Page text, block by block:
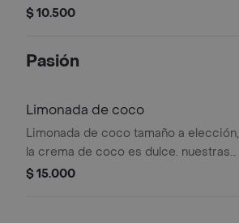
preparaciones se encuentran
ingredientes
$ 10.500
Pasión
Limonada de coco
Limonada de coco tamaño a elección,
la crema de coco es dulce. nuestras
preparaciones se encuentran
$ 15.000